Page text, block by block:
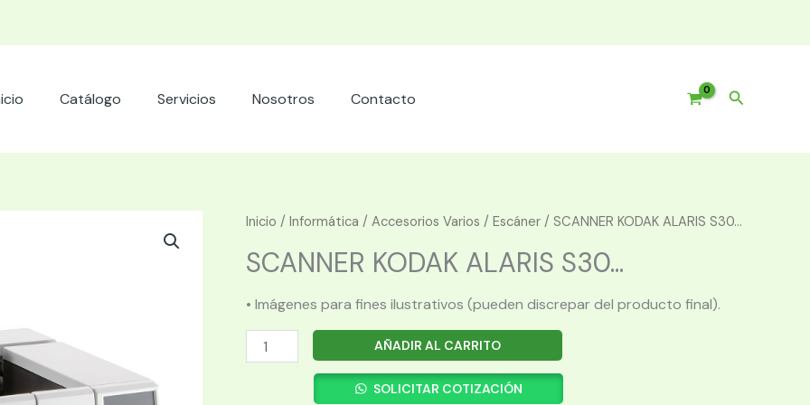
Catálogo Servicios Nosotros Contacto Buscar
Inicio / Informática / Accesorios Varios / Escáner / SCANNER KODAK ALARIS S30...
SCANNER KODAK ALARIS S30...
• Imágenes para fines ilustrativos (pueden discrepar del producto final).
SCANNER
KODAK
AÑADIR AL CARRITO
SOLICITAR COTIZACIÓN